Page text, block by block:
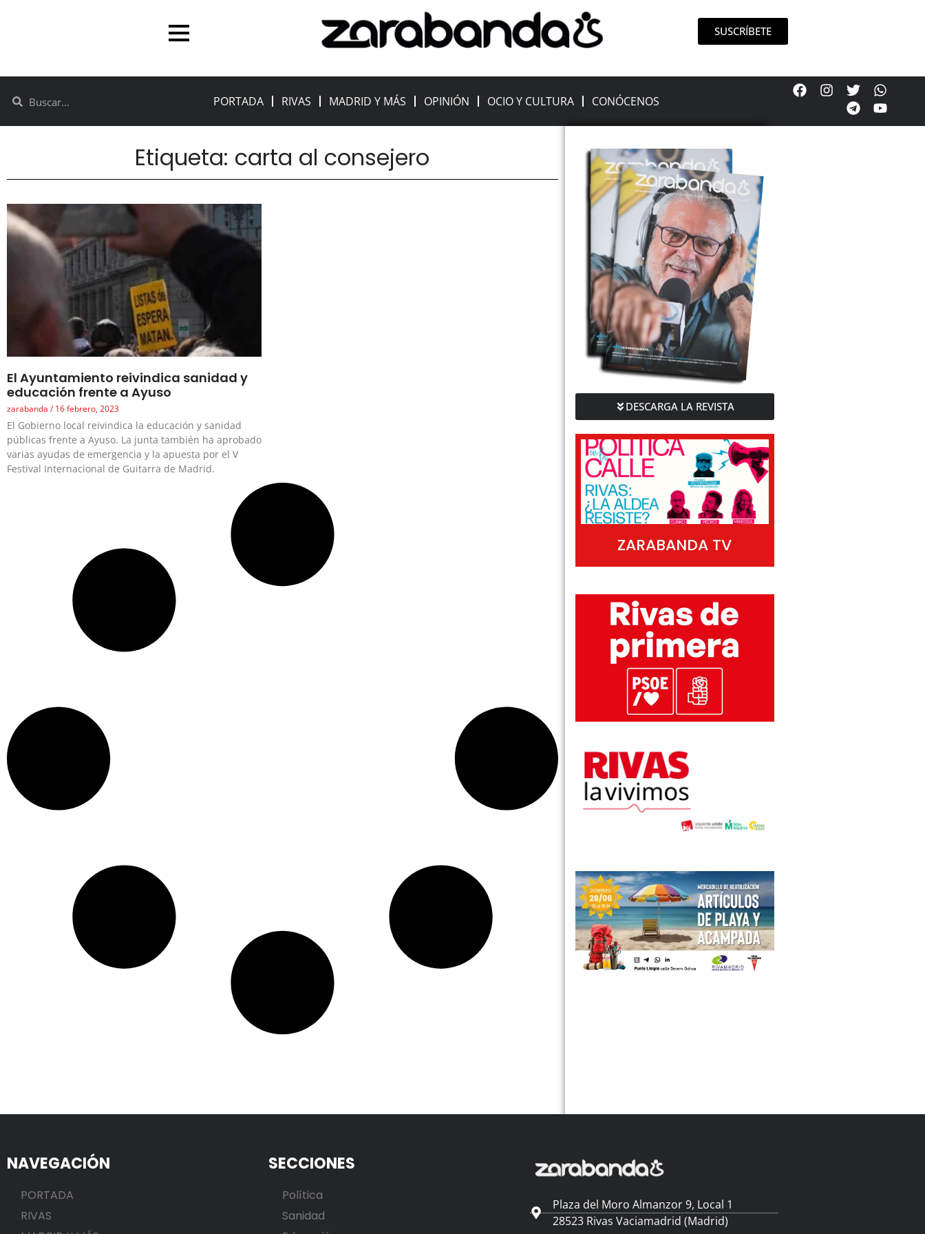
SUSCRÍBETE
PORTADA RIVAS MADRID Y MÁS OPINIÓN OCIO Y CULTURA CONÓCENOS
Etiqueta: carta al consejero
El Ayuntamiento reivindica sanidad y
educación frente a Ayuso
zarabanda 16 febrero, 2023
El Gobierno local reivindica la educación y sanidad
públicas frente a Ayuso. La junta también ha aprobado
varias ayudas de emergencia y la apuesta por el V
Festival Internacional de Guitarra de Madrid.
DESCARGA LA REVISTA
ZARABANDA TV
NAVEGACIÓN
PORTADA
RIVAS
SECCIONES
Política
Sanidad
Plaza del Moro Almanzor 9, Local 1
28523 Rivas Vaciamadrid (Madrid)